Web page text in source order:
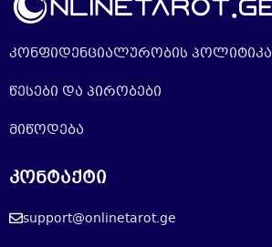
კონფიდენციალურობის პოლიტიკა
წესები და პირობები
მიწოდება
კონტაქტი
support@onlinetarot.ge